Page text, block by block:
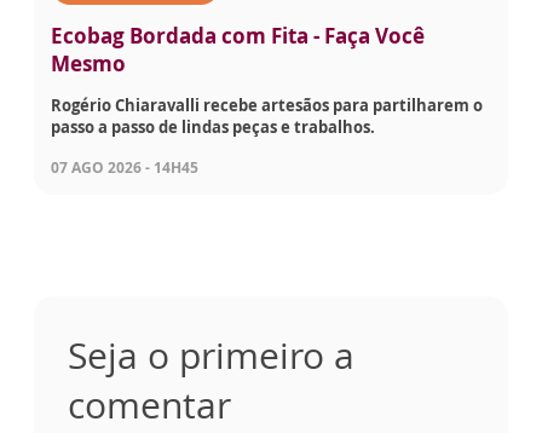
Ecobag Bordada com Fita - Faça Você
Mesmo
Rogério Chiaravalli recebe artesãos para partilharem o
passo a passo de lindas peças e trabalhos.
07 AGO 2026 - 14H45
Seja o primeiro a
comentar